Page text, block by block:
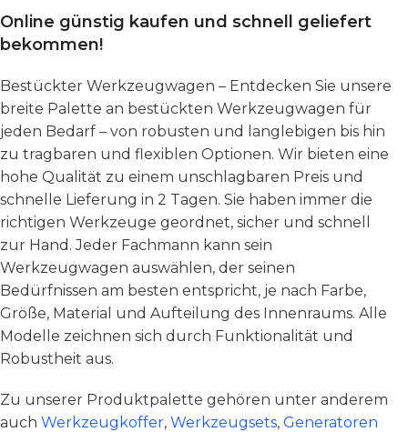
Online günstig kaufen und schnell geliefert
bekommen!
Bestückter Werkzeugwagen – Entdecken Sie unsere
breite Palette an bestückten Werkzeugwagen für
jeden Bedarf – von robusten und langlebigen bis hin
zu tragbaren und flexiblen Optionen. Wir bieten eine
hohe Qualität zu einem unschlagbaren Preis und
schnelle Lieferung in 2 Tagen. Sie haben immer die
richtigen Werkzeuge geordnet, sicher und schnell
zur Hand. Jeder Fachmann kann sein
Werkzeugwagen auswählen, der seinen
Bedürfnissen am besten entspricht, je nach Farbe,
Größe, Material und Aufteilung des Innenraums. Alle
Modelle zeichnen sich durch Funktionalität und
Robustheit aus.
Zu unserer Produktpalette gehören unter anderem
auch Werkzeugkoffer, Werkzeugsets, Generatoren